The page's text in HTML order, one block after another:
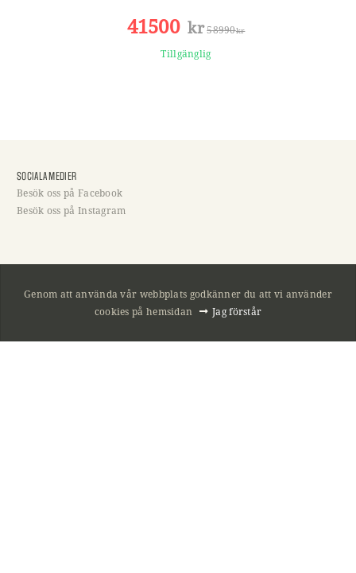
Genom att använda vår webbplats godkänner du att vi använder
cookies på hemsidan
Jag förstår
41500 kr 58990kr
Tillgänglig
SOCIALA MEDIER
Besök oss på Facebook
Besök oss på Instagram
Nöbbelövs byväg 6
291 91 Kristianstad